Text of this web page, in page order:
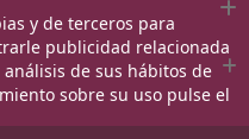
y de terceros para
publicidad relacionada
de sus hábitos de
sobre su uso pulse el